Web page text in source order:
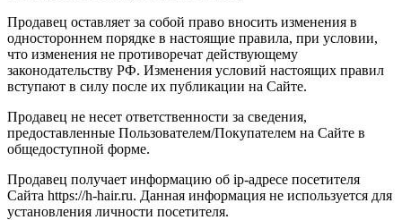
Продавец оставляет за собой право вносить изменения в
одностороннем порядке в настоящие правила, при условии,
что изменения не противоречат действующему
законодательству РФ. Изменения условий настоящих правил
вступают в силу после их публикации на Сайте.
Продавец не несет ответственности за сведения,
предоставленные Пользователем/Покупателем на Сайте в
общедоступной форме.
Продавец получает информацию об ip-адресе посетителя
Сайта https://h-hair.ru. Данная информация не используется для
установления личности посетителя.